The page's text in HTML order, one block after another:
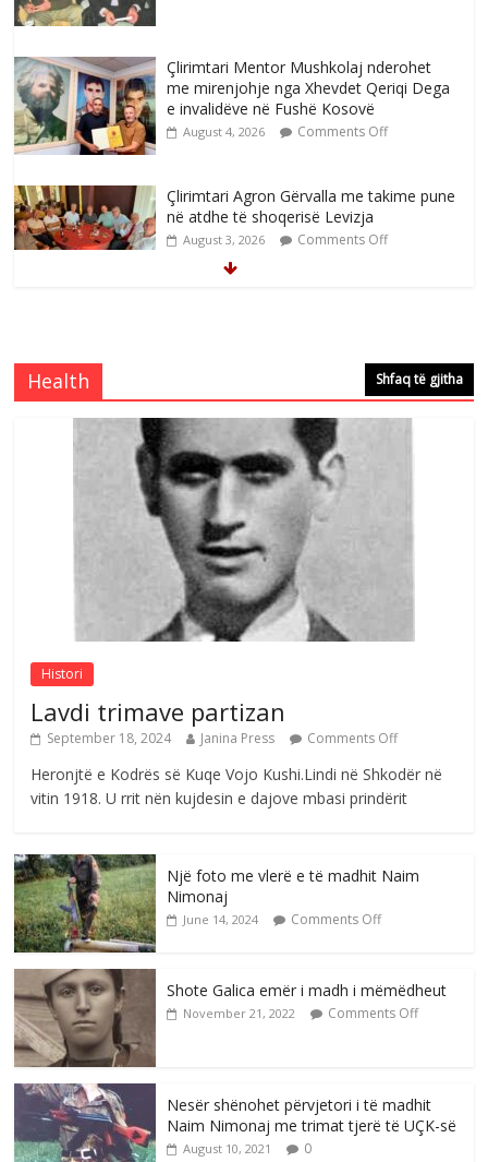
Çlirimtari Mentor Mushkolaj nderohet
me mirenjohje nga Xhevdet Qeriqi Dega
e invalidëve në Fushë Kosovë
August 4, 2026 Comments Off
Çlirimtari Agron Gërvalla me takime pune
në atdhe të shoqerisë Levizja
August 3, 2026 Comments Off
Comments Off
S’mbaj inat me asnjëri -Ganimete Jakupi
poete e respektuar
August 3, 2026 Comments Off
Nga Elmije Ajazi e nderuar
August 5, 2026 Comments Off
Health Shfaq të gjitha
Histori
Lavdi trimave partizan
September 18, 2024 Janina Press Comments Off
Heronjtë e Kodrës së Kuqe Vojo Kushi.Lindi në Shkodër në
vitin 1918. U rrit nën kujdesin e dajove mbasi prindërit
Një foto me vlerë e të madhit Naim
Nimonaj
June 14, 2024 Comments Off
Shote Galica emër i madh i mëmëdheut
November 21, 2022 Comments Off
Nesër shënohet përvjetori i të madhit
Naim Nimonaj me trimat tjerë të UÇK-së
August 10, 2021 0